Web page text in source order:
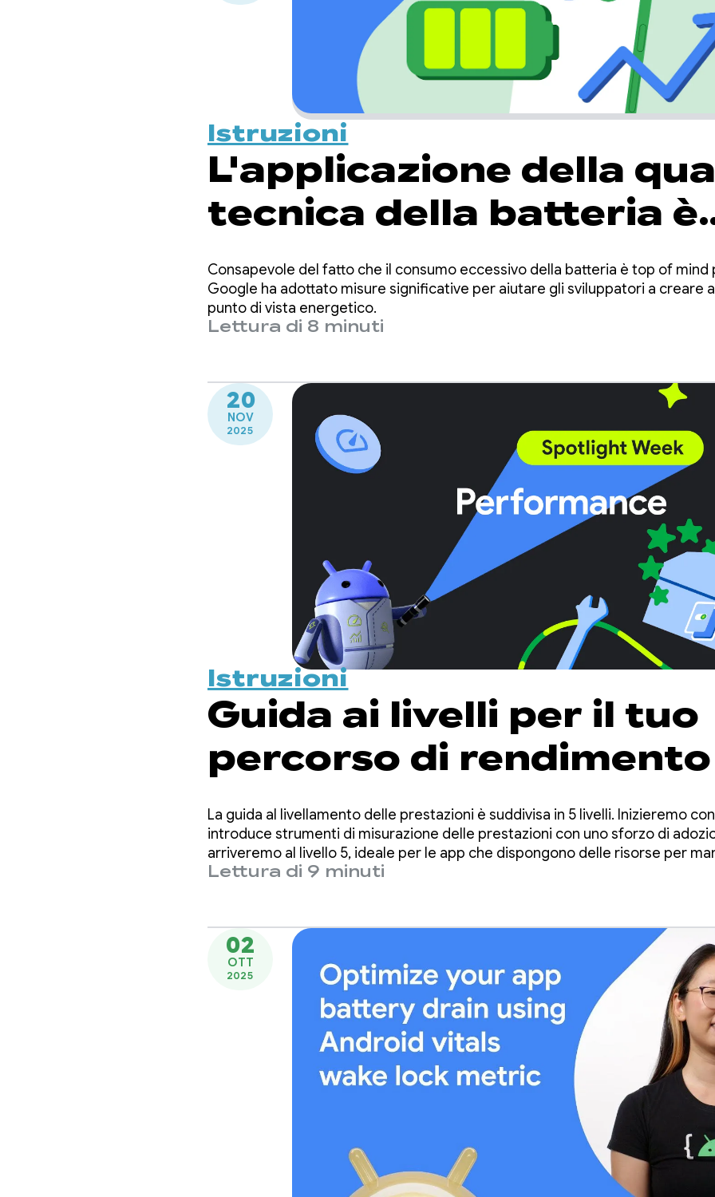
Istruzioni
L'applicazione della
tecnica della batteria è
arrivata: come
casi d'uso comuni di
Lock
Consapevole del fatto che il consumo eccessivo della batteria è top of
Google ha adottato misure significative per aiutare gli sviluppatori a creare
punto di vista energetico.
Lettura di 8 minuti
20
NOV
2025
Istruzioni
Guida ai livelli per il tuo
percorso di rendimento
La guida al livellamento delle prestazioni è suddivisa in 5 livelli. Inizieremo
introduce strumenti di misurazione delle prestazioni con uno sforzo di
arriveremo al livello 5, ideale per le app che dispongono delle risorse per
di prestazioni personalizzato.
Lettura di 9 minuti
02
OTT
2025